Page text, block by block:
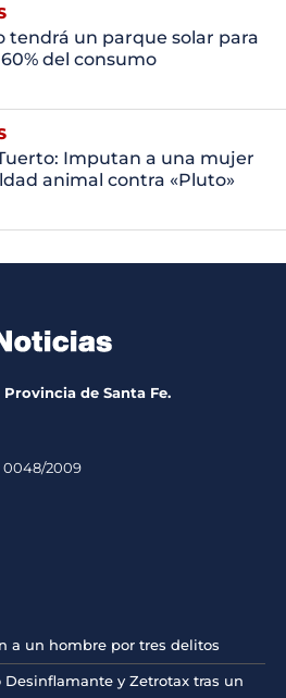
tendrá un parque solar para
del consumo
Imputan a una mujer
animal contra «Pluto»
de Santa Fe.
0048/2009
a un hombre por tres delitos
y Zetrotax tras un